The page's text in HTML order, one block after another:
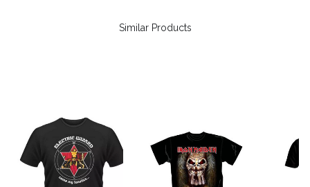
Similar Products